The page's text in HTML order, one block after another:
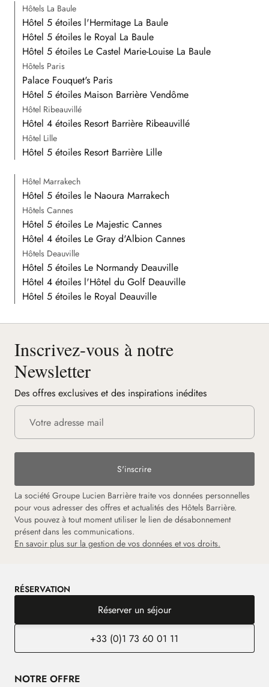
Hôtels La Baule
Hôtel 5 étoiles l'Hermitage La Baule
Hôtel 5 étoiles le Royal La Baule
Hôtel 5 étoiles Le Castel Marie-Louise La Baule
Hôtels Paris
Palace Fouquet's Paris
Hôtel 5 étoiles Maison Barrière Vendôme
Hôtel Ribeauvillé
Hôtel 4 étoiles Resort Barrière Ribeauvillé
Hôtel Lille
Hôtel 5 étoiles Resort Barrière Lille
Hôtel Marrakech
Hôtel 5 étoiles le Naoura Marrakech
Hôtels Cannes
Hôtel 5 étoiles Le Majestic Cannes
Hôtel 4 étoiles Le Gray d'Albion Cannes
Hôtels Deauville
Hôtel 5 étoiles Le Normandy Deauville
Hôtel 4 étoiles l'Hôtel du Golf Deauville
Hôtel 5 étoiles le Royal Deauville
Inscrivez-vous à notre
Newsletter
Des offres exclusives et des inspirations inédites
S'inscrire
La société Groupe Lucien Barrière traite vos données personnelles
pour vous adresser des offres et actualités des Hôtels Barrière.
Vous pouvez à tout moment utiliser le lien de désabonnement
présent dans les communications.
En savoir plus sur la gestion de vos données et vos droits.
RÉSERVATION
Réserver un séjour
+33 (0)1 73 60 01 11
NOTRE OFFRE